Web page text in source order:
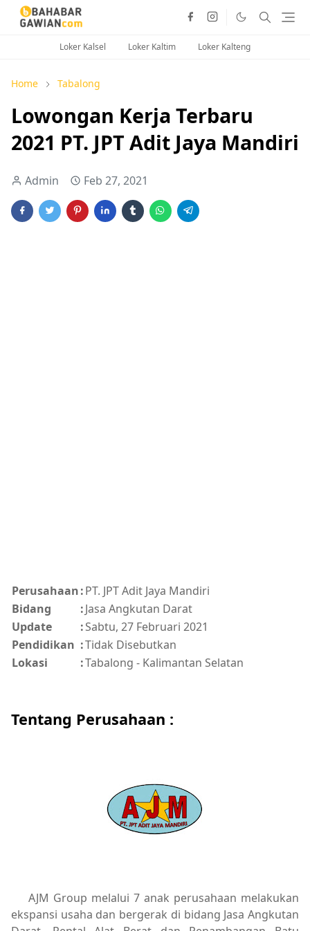
Loker Kalsel Loker Kaltim Loker Kalteng
Home Tabalong
Lowongan Kerja Terbaru
2021 PT. JPT Adit Jaya Mandiri
Admin Feb 27, 2021
Perusahaan:PT. JPT Adit Jaya Mandiri
Bidang
:Jasa Angkutan Darat
Update
:Sabtu, 27 Februari 2021
Pendidikan :Tidak Disebutkan
Lokasi
:Tabalong - Kalimantan Selatan
Tentang Perusahaan :
AJM Group melalui 7 anak perusahaan melakukan
ekspansi usaha dan bergerak di bidang Jasa Angkutan